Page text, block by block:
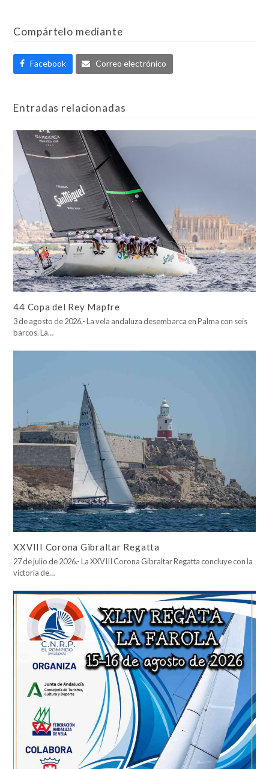
Compártelo mediante
Facebook Correo electrónico
Entradas relacionadas
44 Copa del Rey Mapfre
3 de agosto de 2026.- La vela andaluza desembarca en Palma con seis
barcos. La…
XXVIII Corona Gibraltar Regatta
27 de julio de 2026.- La XXVIII Corona Gibraltar Regatta concluye con la
victoria de…